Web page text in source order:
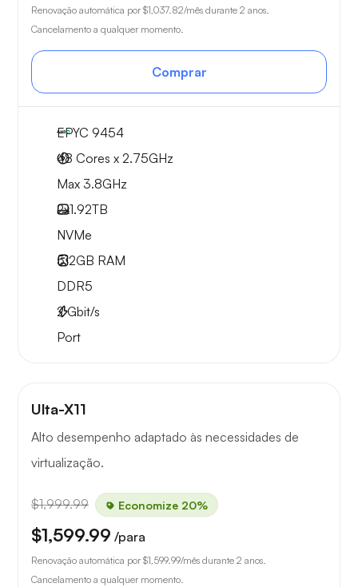
Renovação automática por $1,037.82/mês durante 2 anos.
Cancelamento a qualquer momento.
Comprar
EPYC 9454
48 Cores x 2.75GHz
Max 3.8GHz
2x1.92TB
NVMe
512GB RAM
DDR5
2Gbit/s
Port
Ulta-X11
Alto desempenho adaptado às necessidades de
virtualização.
$1,999.99 Economize 20%
$1,599.99 /para
Renovação automática por $1,599.99/mês durante 2 anos.
Cancelamento a qualquer momento.